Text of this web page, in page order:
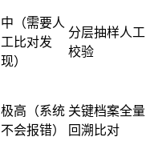
中（需要人
工比对发
现）
分层抽样人工
校验
极高（系统
不会报错）
关键档案全量
回溯比对